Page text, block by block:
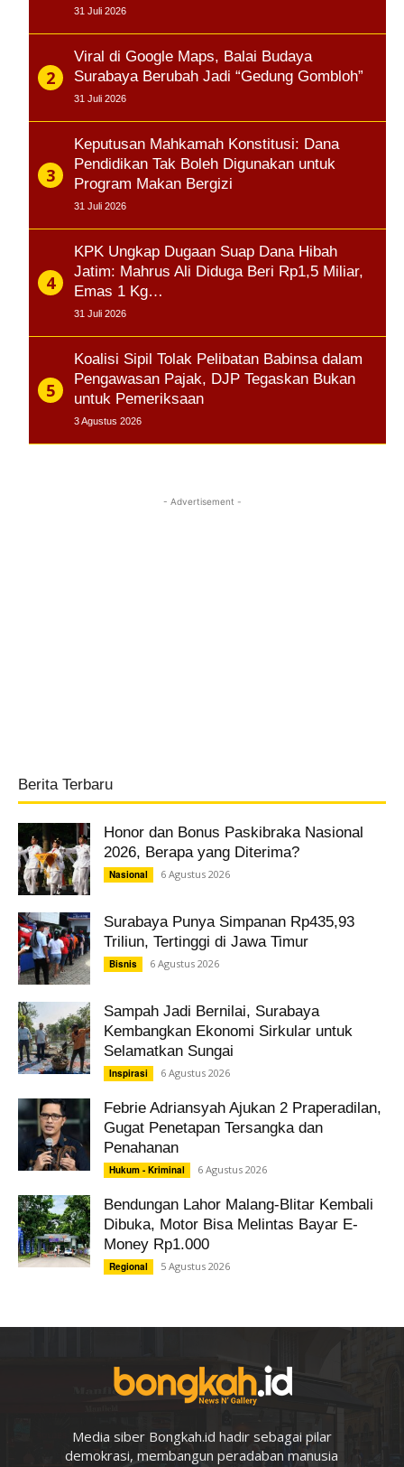
31 Juli 2026
Viral di Google Maps, Balai Budaya
Surabaya Berubah Jadi “Gedung Gombloh”
31 Juli 2026
Keputusan Mahkamah Konstitusi: Dana
Pendidikan Tak Boleh Digunakan untuk
Program Makan Bergizi
31 Juli 2026
KPK Ungkap Dugaan Suap Dana Hibah
Jatim: Mahrus Ali Diduga Beri Rp1,5 Miliar,
Emas 1 Kg…
31 Juli 2026
Koalisi Sipil Tolak Pelibatan Babinsa dalam
Pengawasan Pajak, DJP Tegaskan Bukan
untuk Pemeriksaan
3 Agustus 2026
- Advertisement -
Berita Terbaru
Honor dan Bonus Paskibraka Nasional
2026, Berapa yang Diterima?
Nasional 6 Agustus 2026
Surabaya Punya Simpanan Rp435,93
Triliun, Tertinggi di Jawa Timur
Bisnis 6 Agustus 2026
Sampah Jadi Bernilai, Surabaya
Kembangkan Ekonomi Sirkular untuk
Selamatkan Sungai
Inspirasi 6 Agustus 2026
Febrie Adriansyah Ajukan 2 Praperadilan,
Gugat Penetapan Tersangka dan
Penahanan
Hukum - Kriminal 6 Agustus 2026
Bendungan Lahor Malang-Blitar Kembali
Dibuka, Motor Bisa Melintas Bayar E-
Money Rp1.000
Regional 5 Agustus 2026
Media siber Bongkah.id hadir sebagai pilar
demokrasi, membangun peradaban manusia